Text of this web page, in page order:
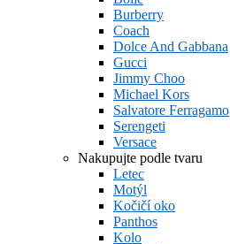
Burberry
Coach
Dolce And Gabbana
Gucci
Jimmy Choo
Michael Kors
Salvatore Ferragamo
Serengeti
Versace
Nakupujte podle tvaru
Letec
Motýl
Kočičí oko
Panthos
Kolo